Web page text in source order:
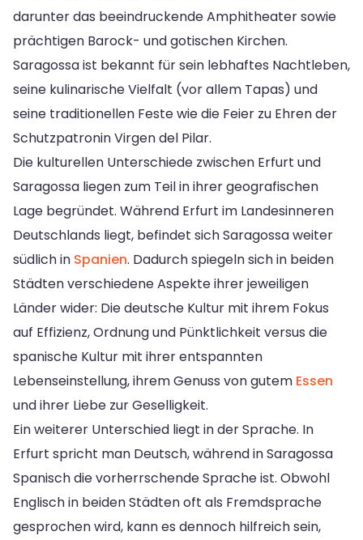
darunter das beeindruckende Amphitheater sowie
prächtigen Barock- und gotischen Kirchen.
Saragossa ist bekannt für sein lebhaftes Nachtleben,
seine kulinarische Vielfalt (vor allem Tapas) und
seine traditionellen Feste wie die Feier zu Ehren der
Schutzpatronin Virgen del Pilar.
Die kulturellen Unterschiede zwischen Erfurt und
Saragossa liegen zum Teil in ihrer geografischen
Lage begründet. Während Erfurt im Landesinneren
Deutschlands liegt, befindet sich Saragossa weiter
südlich in Spanien. Dadurch spiegeln sich in beiden
Städten verschiedene Aspekte ihrer jeweiligen
Länder wider: Die deutsche Kultur mit ihrem Fokus
auf Effizienz, Ordnung und Pünktlichkeit versus die
spanische Kultur mit ihrer entspannten
Lebenseinstellung, ihrem Genuss von gutem Essen
und ihrer Liebe zur Geselligkeit.
Ein weiterer Unterschied liegt in der Sprache. In
Erfurt spricht man Deutsch, während in Saragossa
Spanisch die vorherrschende Sprache ist. Obwohl
Englisch in beiden Städten oft als Fremdsprache
gesprochen wird, kann es dennoch hilfreich sein,